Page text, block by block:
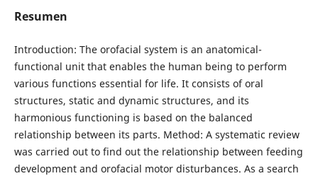
Resumen
Introduction: The orofacial system is an anatomical-
functional unit that enables the human being to perform
various functions essential for life. It consists of oral
structures, static and dynamic structures, and its
harmonious functioning is based on the balanced
relationship between its parts. Method: A systematic review
was carried out to find out the relationship between feeding
development and orofacial motor disturbances. As a search